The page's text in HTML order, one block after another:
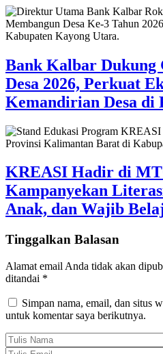
Bank Kalbar Dukung
Desa 2026, Perkuat
Kemandirian Desa di
KREASI Hadir di
Kampanyekan
Anak, dan Wajib
Tinggalkan Balasan
Alamat email Anda tidak akan
ditandai *
Simpan nama, email, dan situs
untuk komentar saya berikutnya.